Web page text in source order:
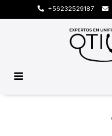
+56232529187